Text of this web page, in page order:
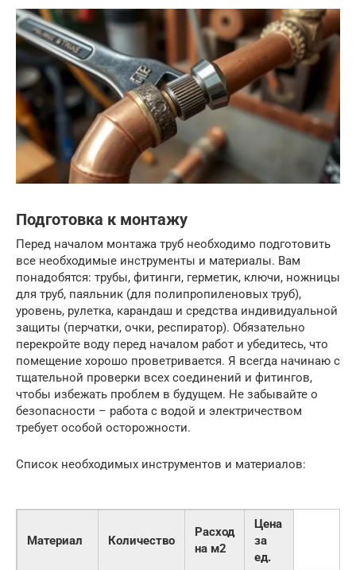
Подготовка к монтажу
Перед началом монтажа труб необходимо подготовить
все необходимые инструменты и материалы. Вам
понадобятся: трубы, фитинги, герметик, ключи, ножницы
для труб, паяльник (для полипропиленовых труб),
уровень, рулетка, карандаш и средства индивидуальной
защиты (перчатки, очки, респиратор). Обязательно
перекройте воду перед началом работ и убедитесь, что
помещение хорошо проветривается. Я всегда начинаю с
тщательной проверки всех соединений и фитингов,
чтобы избежать проблем в будущем. Не забывайте о
безопасности – работа с водой и электричеством
требует особой осторожности.
Список необходимых инструментов и материалов:
Материал Количество
Расход
на м2
Цена
за
ед.